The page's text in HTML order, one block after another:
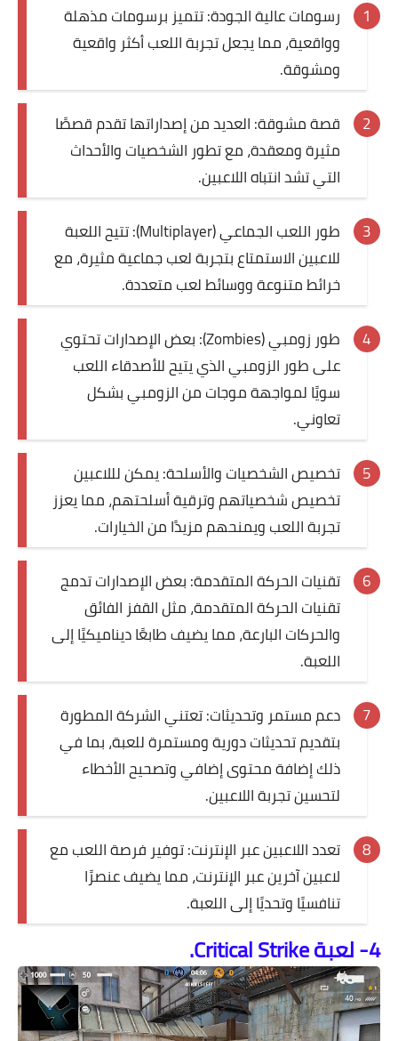
رسومات عالية الجودة: تتميز برسومات مذهلة
وواقعية، مما يجعل تجربة اللعب أكثر واقعية
ومشوقة.
قصة مشوقة: العديد من إصداراتها تقدم قصصًا
مثيرة ومعقدة، مع تطور الشخصيات والأحداث
التي تشد انتباه اللاعبين.
طور اللعب الجماعي (Multiplayer): تتيح اللعبة
للاعبين الاستمتاع بتجربة لعب جماعية مثيرة، مع
خرائط متنوعة ووسائط لعب متعددة.
طور زومبي (Zombies): بعض الإصدارات تحتوي
على طور الزومبي الذي يتيح للأصدقاء اللعب
سويًا لمواجهة موجات من الزومبي بشكل
تعاوني.
تخصيص الشخصيات والأسلحة: يمكن لللاعبين
تخصيص شخصياتهم وترقية أسلحتهم، مما يعزز
تجربة اللعب ويمنحهم مزيدًا من الخيارات.
تقنيات الحركة المتقدمة: بعض الإصدارات تدمج
تقنيات الحركة المتقدمة، مثل القفز الفائق
والحركات البارعة، مما يضيف طابعًا ديناميكيًا إلى
اللعبة.
دعم مستمر وتحديثات: تعتني الشركة المطورة
بتقديم تحديثات دورية ومستمرة للعبة، بما في
ذلك إضافة محتوى إضافي وتصحيح الأخطاء
لتحسين تجربة اللاعبين.
تعدد اللاعبين عبر الإنترنت: توفير فرصة اللعب مع
لاعبين آخرين عبر الإنترنت، مما يضيف عنصرًا
تنافسيًا وتحديًا إلى اللعبة.
4- لعبة Critical Strike.